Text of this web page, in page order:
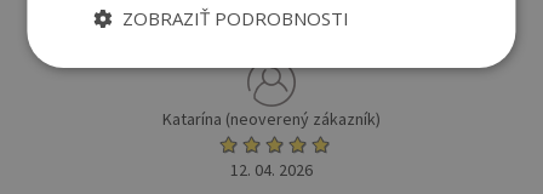
Katarína (neoverený zákazník)
12. 04. 2026
ZOBRAZIŤ PODROBNOSTI